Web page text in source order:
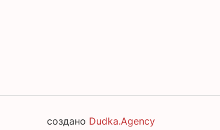
создано Dudka.Agency